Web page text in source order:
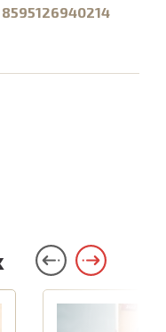
8595126940214